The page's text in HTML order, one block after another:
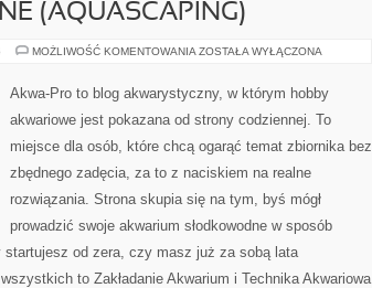
(AQUASCAPING)
MOŻLIWOŚĆ KOMENTOWANIA ZBIORNIKI
ZOSTAŁA WYŁĄCZONA
Akwa-Pro to blog akwarystyczny, w którym hobby
akwariowe jest pokazana od strony codziennej. To
miejsce dla osób, które chcą ogarąć temat zbiornika bez
zbędnego zadęcia, za to z naciskiem na realne
rozwiązania. Strona skupia się na tym, byś mógł
prowadzić swoje akwarium słodkowodne w sposób
od zera, czy masz już za sobą lata
to Zakładanie Akwarium i Technika Akwariowa